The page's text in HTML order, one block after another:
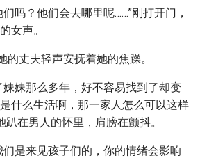
吗？他们会去哪里呢……”刚打开门，
女声。
的丈夫轻声安抚着她的焦躁。
妹妹那么多年，好不容易找到了却变
什么生活啊，那一家人怎么可以这样
在男人的怀里，肩膀在颤抖。
们是来见孩子们的，你的情绪会影响